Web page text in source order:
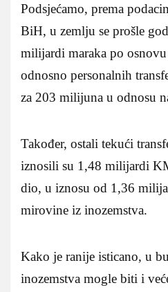
Podsjećamo, prema
BiH, u zemlju se prošle
milijardi maraka po
odnosno personalnih
za 203 milijuna u odnosu
Također, ostali tekući
iznosili su 1,48 milijardi
dio, u iznosu od 1,36
mirovine iz inozemstva.
Kako je ranije isticano, u
inozemstva mogle biti i